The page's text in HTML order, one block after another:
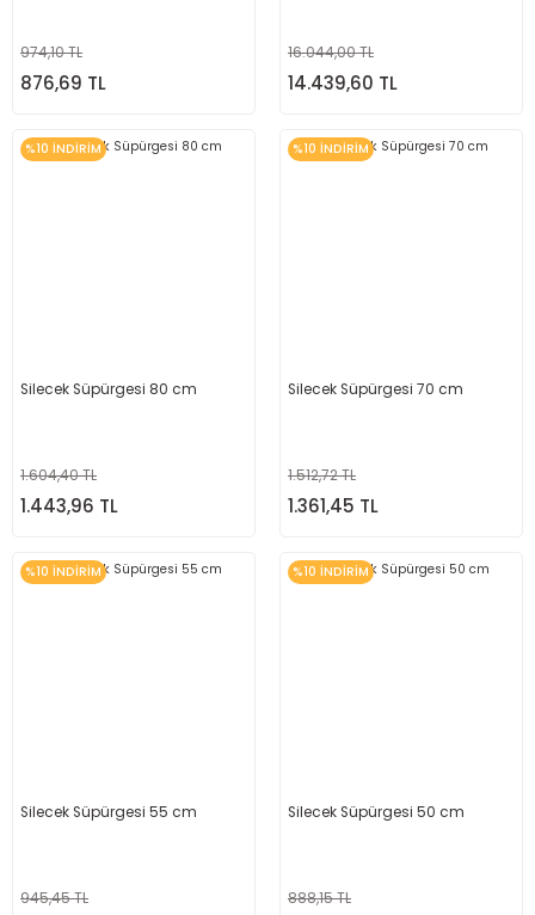
974,10 TL
876,69 TL
16.044,00 TL
14.439,60 TL
%10 İNDİRİM
Silecek Süpürgesi 80 cm
1.604,40 TL
1.443,96 TL
%10 İNDİRİM
Silecek Süpürgesi 70 cm
1.512,72 TL
1.361,45 TL
%10 İNDİRİM
Silecek Süpürgesi 55 cm
945,45 TL
%10 İNDİRİM
Silecek Süpürgesi 50 cm
888,15 TL